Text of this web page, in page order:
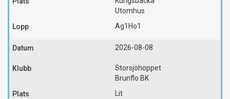
Utomhus
Ag1 Ho1
2026-08-08
Storsjöhoppet
Brunflo BK
Lit